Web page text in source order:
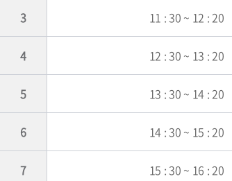
3 11 : 30 ~ 12 : 20
4 12 : 30 ~ 13 : 20
5 13 : 30 ~ 14 : 20
6 14 : 30 ~ 15 : 20
7 15 : 30 ~ 16 : 20